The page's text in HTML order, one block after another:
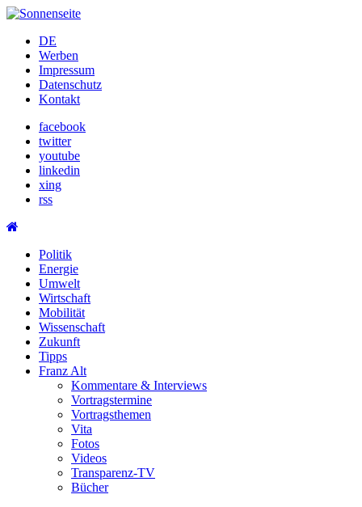
Skip
contentDE
Werben
Impressum
Datenschutz
Kontakt
facebook
twitter
youtube
linkedin
xing
rss
Politik
Energie
Umwelt
Wirtschaft
Mobilität
Wissenschaft
Zukunft
Tipps
Franz Alt
Kommentare & Interviews
Vortragstermine
Vortragsthemen
Vita
Fotos
Videos
Transparenz-TV
Bücher